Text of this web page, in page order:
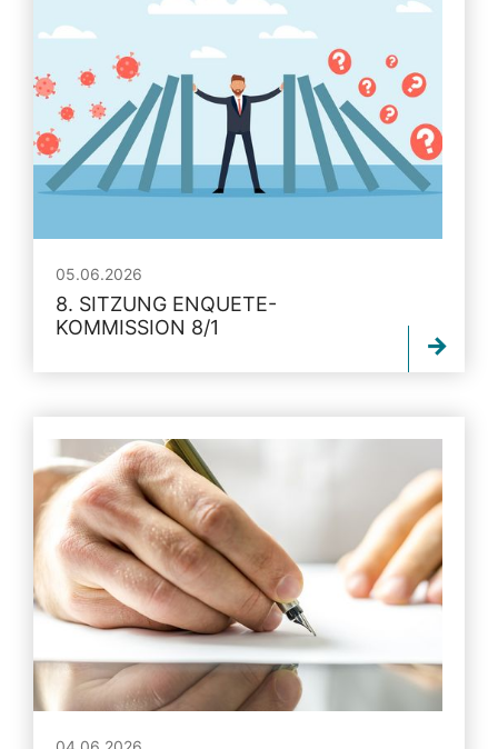
05.06.2026
8. SITZUNG ENQUETE-
KOMMISSION 8/1